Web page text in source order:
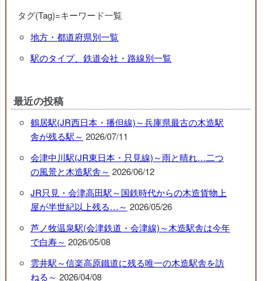
タグ(Tag)=キーワード一覧
地方・都道府県別一覧
駅のタイプ、鉄道会社・路線別一覧
最近の投稿
鶴居駅(JR西日本・播但線)～兵庫県最古の木造駅
舎が残る駅～ 2026/07/11
会津中川駅(JR東日本・只見線)～雨と晴れ…二つ
の風景と木造駅舎～ 2026/06/12
JR只見・会津高田駅～国鉄時代からの木造貨物上
屋が半世紀以上残る…～ 2026/05/26
芦ノ牧温泉駅(会津鉄道・会津線)～木造駅舎は今年
で白寿～ 2026/05/08
雲井駅～信楽高原鐵道に残る唯一の木造駅舎を訪
ねる～ 2026/04/08